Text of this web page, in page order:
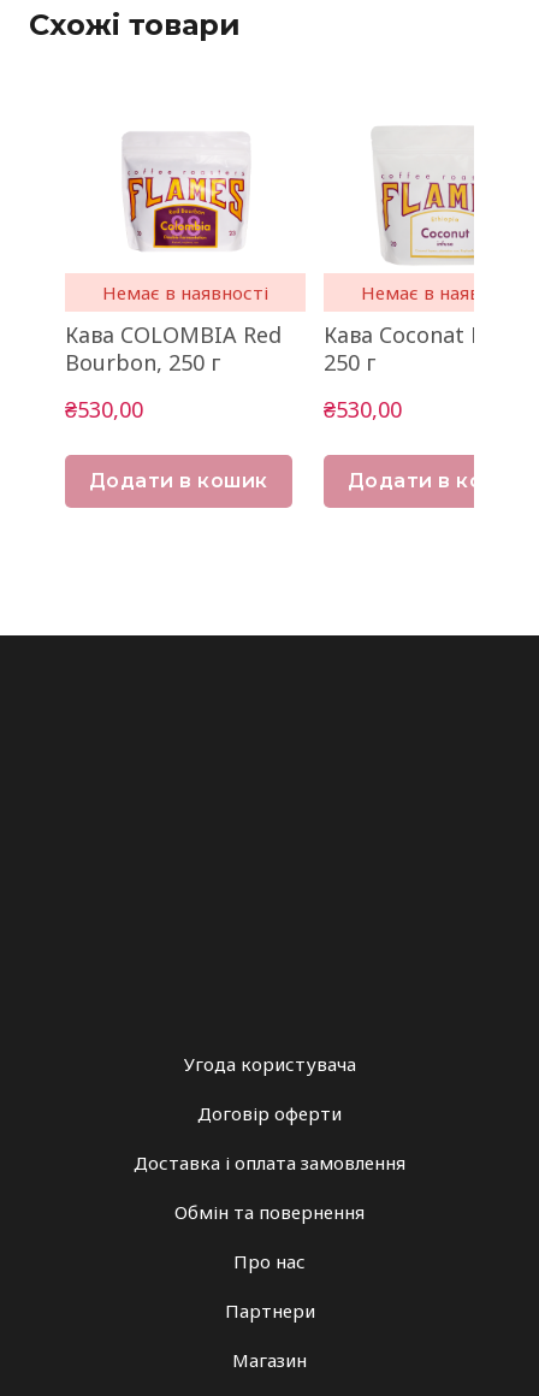
Схожі товари
Немає в наявності
Кава COLOMBIA Red
Bourbon, 250 г
₴530,00
Додати в кошик
Немає в наявності
Кава Coconat
250 г
₴530,00
Додати в кошик
Угода користувача
Договір оферти
Доставка і оплата замовлення
Обмін та повернення
Про нас
Партнери
Магазин